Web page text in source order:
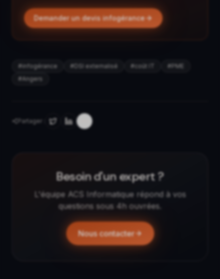
Demander un devis infogérance
#infogérance # DSI externalisé #coût IT # PME
#Angers
Partager :
Besoin d'un expert ?
L'équipe ACS Informatique répond à vos
questions sous 4h ouvrées.
Nous contacter